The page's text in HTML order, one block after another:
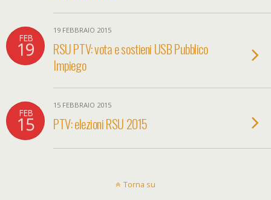
FEB
19
19 FEBBRAIO 2015
RSU PTV: vota e sostieni USB Pubblico
Impiego
FEB
15
15 FEBBRAIO 2015
PTV: elezioni RSU 2015
Torna su